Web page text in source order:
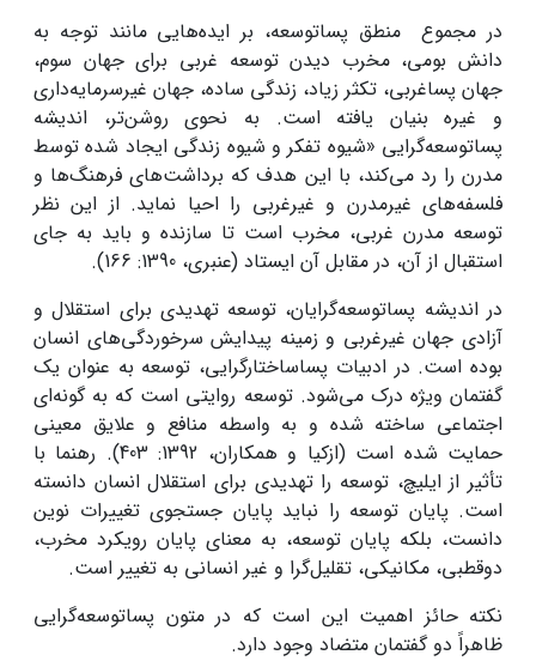
در مجموع منطق پساتوسعه، بر ایده‌هایی مانند توجه به
دانش بومی، مخرب دیدن توسعه غربی برای جهان سوم،
جهان پساغربی، تکثر زیاد، زندگی ساده، جهان غیرسرمایه‌داری
و غیره بنیان یافته است. به نحوی روشن‌تر، اندیشه
پساتوسعه‌گرایی «شیوه تفکر و شیوه زندگی ایجاد شده توسط
مدرن را رد می‌کند، با این هدف که برداشت‌های فرهنگ‌ها و
فلسفه‌های غیرمدرن و غیرغربی را احیا نماید. از این نظر
توسعه مدرن غربی، مخرب است تا سازنده و باید به جای
استقبال از آن، در مقابل آن ایستاد (عنبری، 1390: 166).
در اندیشه پساتوسعه‌گرایان، توسعه تهدیدی برای استقلال و
آزادی جهان غیرغربی و زمینه پیدایش سرخوردگی‌های انسان
بوده است. در ادبیات پساساختارگرایی، توسعه به عنوان یک
گفتمان ویژه درک می‌شود. توسعه روایتی است که به گونه‌ای
اجتماعی ساخته شده و به واسطه منافع و علایق معینی
حمایت شده است (ازکیا و همکاران، 1392: 403). رهنما با
تأثیر از ایلیچ، توسعه را تهدیدی برای استقلال انسان دانسته
است. پایان توسعه را نباید پایان جستجوی تغییرات نوین
دانست، بلکه پایان توسعه، به معنای پایان رویکرد مخرب،
دوقطبی، مکانیکی، تقلیل‌گرا و غیر انسانی به تغییر است.
نکته حائز اهمیت این است که در متون پساتوسعه‌گرایی
ظاهراً دو گفتمان متضاد وجود دارد.